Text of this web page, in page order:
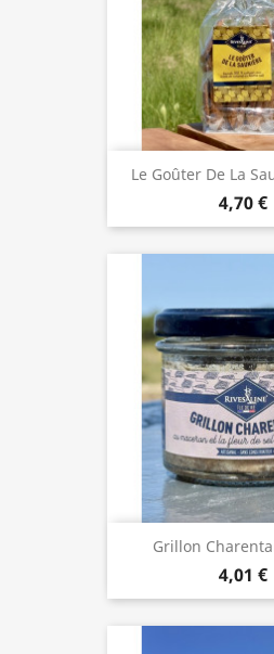
Le Goûter De La
4,70 €
Grillon
4,01 €